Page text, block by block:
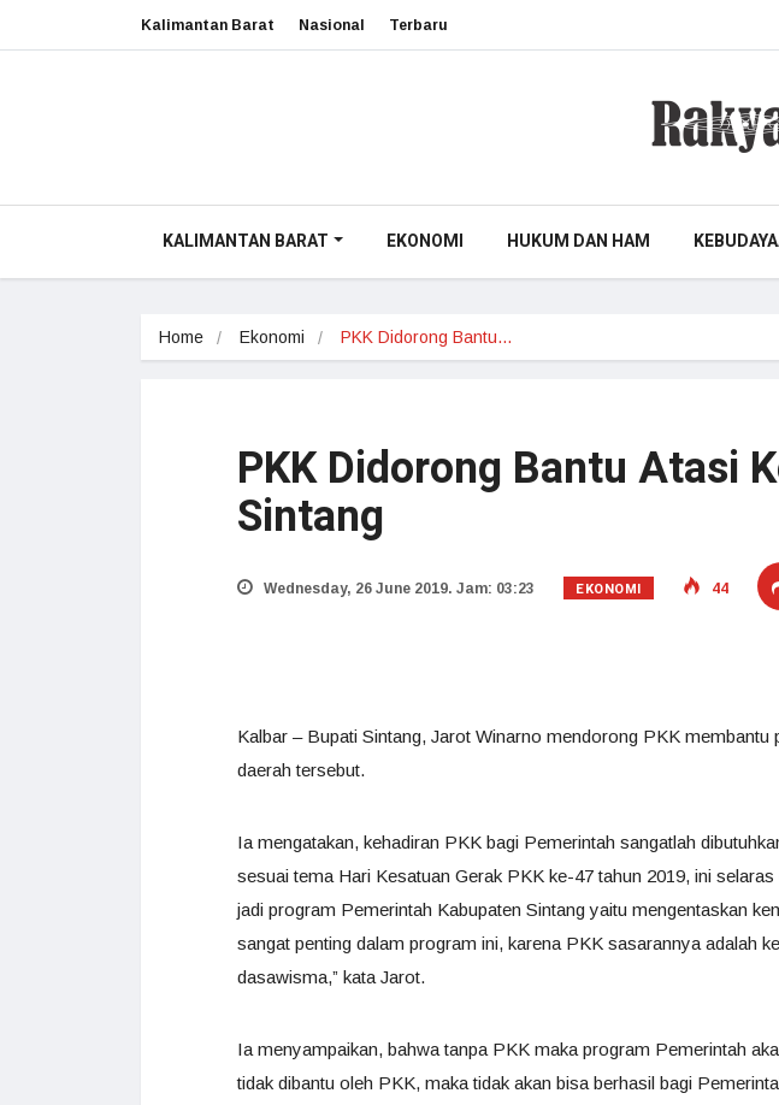
Kalimantan Barat Nasional Terbaru
KALIMANTAN BARAT EKONOMI HUKUM DAN HAM
Home Ekonomi PKK Didorong Bantu…
PKK Didorong Bantu Atasi
Sintang
Wednesday, 26 June 2019. Jam: 03:23 EKONOMI 44
Kalbar – Bupati Sintang, Jarot Winarno mendorong PKK membantu
daerah tersebut.
Ia mengatakan, kehadiran PKK bagi Pemerintah sangatlah
sesuai tema Hari Kesatuan Gerak PKK ke-47 tahun 2019, ini
jadi program Pemerintah Kabupaten Sintang yaitu mengentaskan
sangat penting dalam program ini, karena PKK sasarannya adalah
dasawisma,” kata Jarot.
Ia menyampaikan, bahwa tanpa PKK maka program Pemerintah
tidak dibantu oleh PKK, maka tidak akan bisa berhasil bagi